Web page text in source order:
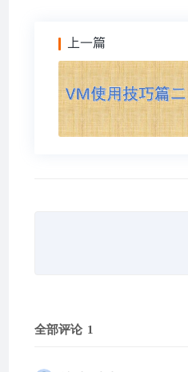
上一篇
全部评论 1